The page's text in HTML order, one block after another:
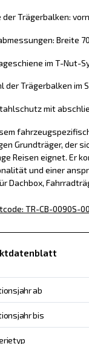
der Trägerbalken:
Breite
im T-Nut-
der Trägerbalken im
mit
Grundträger, der
Reisen eignet. Er
und einer
Dachbox,
: TR-CB-0090S-
ab
bis